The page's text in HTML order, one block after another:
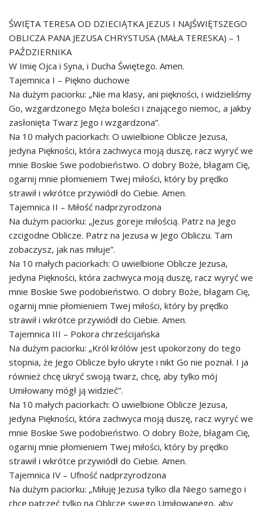
ŚWIĘTA TERESA OD DZIECIĄTKA JEZUS I NAJŚWIĘTSZEGO
OBLICZA PANA JEZUSA CHRYSTUSA (MAŁA TERESKA) – 1
PAŹDZIERNIKA
W Imię Ojca i Syna, i Ducha Świętego. Amen.
Tajemnica I – Piękno duchowe
Na dużym paciorku: „Nie ma klasy, ani piękności, i widzieliśmy
Go, wzgardzonego Męża boleści i znającego niemoc, a jakby
zasłonięta Twarz Jego i wzgardzona”.
Na 10 małych paciorkach: O uwielbione Oblicze Jezusa,
jedyna Piękności, która zachwyca moją duszę, racz wyryć we
mnie Boskie Swe podobieństwo. O dobry Boże, błagam Cię,
ogarnij mnie płomieniem Twej miłości, który by prędko
strawił i wkrótce przywiódł do Ciebie. Amen.
Tajemnica II – Miłość nadprzyrodzona
Na dużym paciorku: „Jezus goreje miłością. Patrz na Jego
czcigodne Oblicze. Patrz na Jezusa w Jego Obliczu. Tam
zobaczysz, jak nas miłuje”.
Na 10 małych paciorkach: O uwielbione Oblicze Jezusa,
jedyna Piękności, która zachwyca moją duszę, racz wyryć we
mnie Boskie Swe podobieństwo. O dobry Boże, błagam Cię,
ogarnij mnie płomieniem Twej miłości, który by prędko
strawił i wkrótce przywiódł do Ciebie. Amen.
Tajemnica III – Pokora chrześcijańska
Na dużym paciorku: „Król królów jest upokorzony do tego
stopnia, że Jego Oblicze było ukryte i nikt Go nie poznał. I ja
również chcę ukryć swoją twarz, chcę, aby tylko mój
Umiłowany mógł ją widzieć”.
Na 10 małych paciorkach: O uwielbione Oblicze Jezusa,
jedyna Piękności, która zachwyca moją duszę, racz wyryć we
mnie Boskie Swe podobieństwo. O dobry Boże, błagam Cię,
ogarnij mnie płomieniem Twej miłości, który by prędko
strawił i wkrótce przywiódł do Ciebie. Amen.
Tajemnica IV – Ufność nadprzyrodzona
Na dużym paciorku: „Miłuję Jezusa tylko dla Niego samego i
chcę patrzeć tylko na Oblicze swego Umiłowanego, aby